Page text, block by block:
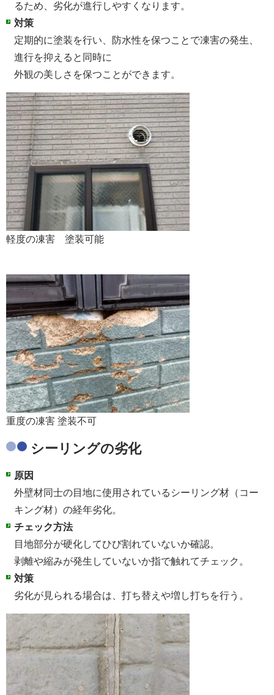
るため、劣化が進行しやすくなります。
対策
定期的に塗装を行い、防水性を保つことで凍害の発生、
進行を抑えると同時に
外観の美しさを保つことができます。
軽度の凍害 塗装可能
重度の凍害 塗装不可
シーリングの劣化
原因
外壁材同士の目地に使用されているシーリング材（コー
キング材）の経年劣化。
チェック方法
目地部分が硬化してひび割れていないか確認。
剥離や縮みが発生していないか指で触れてチェック。
対策
劣化が見られる場合は、打ち替えや増し打ちを行う。